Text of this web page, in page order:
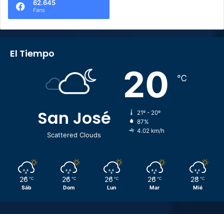
62.645
Fans
El Tiempo
San José
Scattered Clouds
20 ℃
21º - 20º
87%
4.02 km/h
26 ℃
Sáb
26 ℃
Dom
26 ℃
Lun
26 ℃
Mar
28 ℃
Mié